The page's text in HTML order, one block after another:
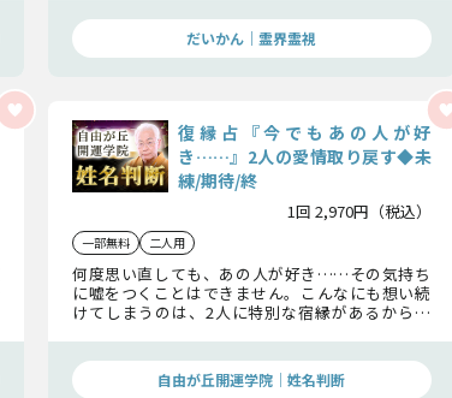
だいかん｜霊界霊視
復縁占『今でもあの人が好
き……』2人の愛情取り戻す◆未
練/期待/終
1回 2,970円（税込）
一部無料 二人用
何度思い直しても、あの人が好き……その気持ち
に嘘をつくことはできません。こんなにも想い続
けてしまうのは、2人に特別な宿縁があるからで
自由が丘開運学院│姓名判断